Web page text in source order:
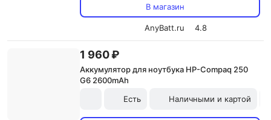
В магазин
AnyBatt.ru 4.8
1 960 ₽
Аккумулятор для ноутбука HP-Compaq 250
G6 2600mAh
Есть
Наличными и картой